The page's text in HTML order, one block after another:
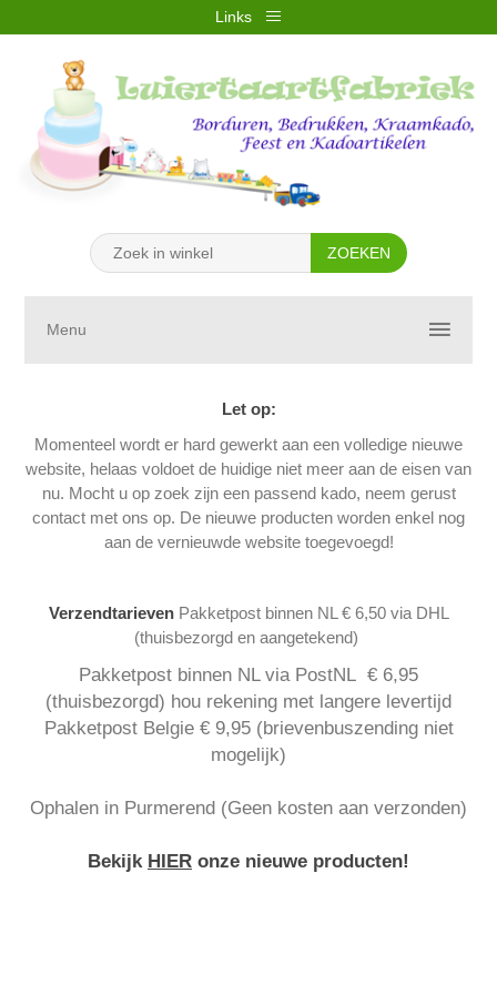
Links
REGISTREREN
WINKELWAGEN (0)
Menu
Let op:
Momenteel wordt er hard gewerkt aan een volledige nieuwe
website, helaas voldoet de huidige niet meer aan de eisen van
nu. Mocht u op zoek zijn een passend kado, neem gerust
contact met ons op. De nieuwe producten worden enkel nog
aan de vernieuwde website toegevoegd!
Verzendtarieven Pakketpost binnen NL € 6,50 via DHL
(thuisbezorgd en aangetekend)
Pakketpost binnen NL via PostNL € 6,95
(thuisbezorgd) hou rekening met langere levertijd
Pakketpost Belgie € 9,95 (brievenbuszending niet
mogelijk)
Ophalen in Purmerend (Geen kosten aan verzonden)
Bekijk HIER onze nieuwe producten!